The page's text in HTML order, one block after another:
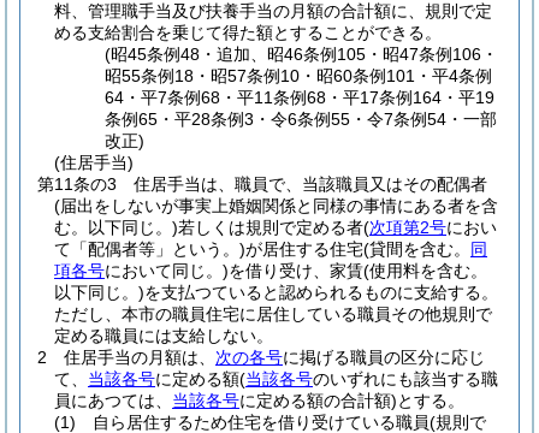
料、管理職手当及び扶養手当の月額の合計額に、規則で定
める支給割合を乗じて得た額とすることができる。
(昭45条例48・追加、昭46条例105・昭47条例106・
昭55条例18・昭57条例10・昭60条例101・平4条例
64・平7条例68・平11条例68・平17条例164・平19
条例65・平28条例3・令6条例55・令7条例54・一部
改正)
(住居手当)
第11条の3
住居手当は、職員で、当該職員又はその配偶者
(届出をしないが事実上婚姻関係と同様の事情にある者を含
む。以下同じ。)若しくは規則で定める者(次項第2号におい
て「配偶者等」という。)が居住する住宅(貸間を含む。 同
項各号において同じ。)を借り受け、家賃(使用料を含む。
以下同じ。)を支払つていると認められるものに支給する。
ただし、本市の職員住宅に居住している職員その他規則で
定める職員には支給しない。
2
住居手当の月額は、 次の各号に掲げる職員の区分に応じ
て、 当該各号に定める額(当該各号のいずれにも該当する職
員にあつては、 当該各号に定める額の合計額)とする。
(1)
自ら居住するため住宅を借り受けている職員(規則で